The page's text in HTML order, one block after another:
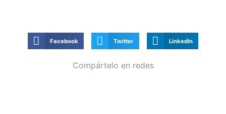
Facebook Twitter LinkedIn
Compártelo en redes